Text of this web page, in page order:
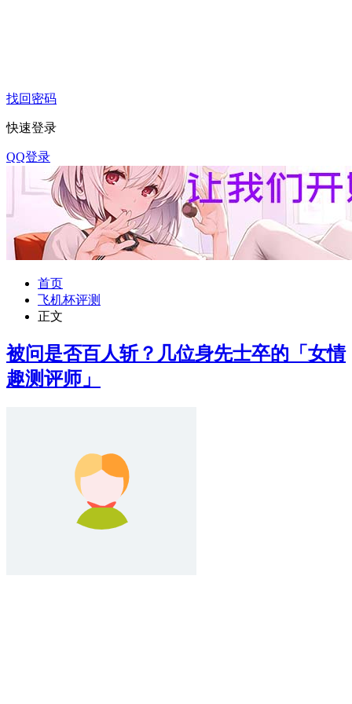
找回密码
快速登录
QQ登录
首页
飞机杯评测
正文
被问是否百人斩？几位身先士卒的「女情
趣测评师」